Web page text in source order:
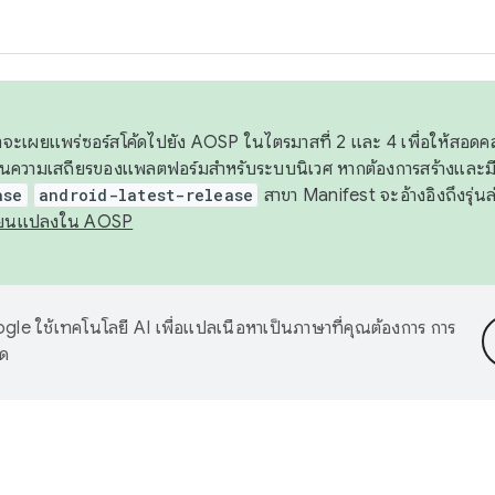
ะเผยแพร่ซอร์สโค้ดไปยัง AOSP ในไตรมาสที่ 2 และ 4 เพื่อให้สอด
วามเสถียรของแพลตฟอร์มสำหรับระบบนิเวศ หากต้องการสร้างและ
android-latest-release สาขา Manifest จะอ้างอิงถึงรุ่
นแปลงใน AOSP
ใช้เทคโนโลยี AI เพื่อแปลเนื้อหาเป็นภาษาที่คุณต้องการ การ